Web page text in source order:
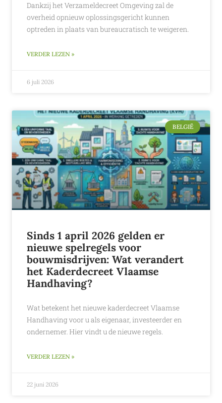
Dankzij het Verzameldecreet Omgeving zal de
overheid opnieuw oplossingsgericht kunnen
optreden in plaats van bureaucratisch te weigeren.
VERDER LEZEN »
6 juli 2026
BELGIË
Sinds 1 april 2026 gelden er
nieuwe spelregels voor
bouwmisdrijven: Wat verandert
het Kaderdecreet Vlaamse
Handhaving?
Wat betekent het nieuwe kaderdecreet Vlaamse
Handhaving voor u als eigenaar, investeerder en
ondernemer. Hier vindt u de nieuwe regels.
VERDER LEZEN »
22 juni 2026